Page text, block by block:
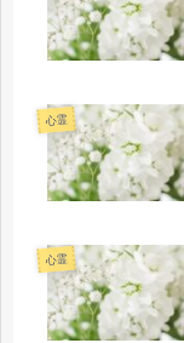
心霊
心霊